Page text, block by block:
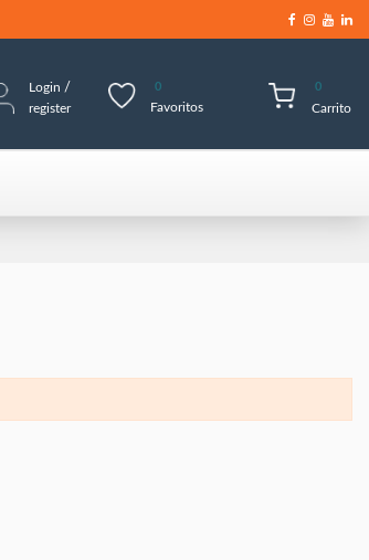
Login /
register
0
Favoritos
0
Carrito